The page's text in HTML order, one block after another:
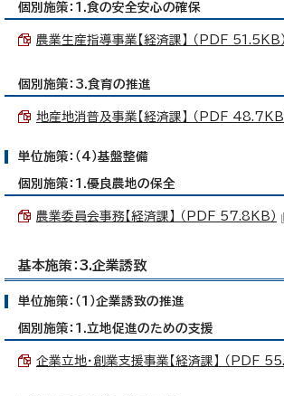
個別施策：1.食の安全安心の確保
農業生産指導事業【経済課】 （PDF 51.5KB）
個別施策：3.食育の推進
地産地消普及事業【経済課】 （PDF 48.7KB
単位施策：（4）基盤整備
個別施策：1.優良農地の保全
農業委員会事務【経済課】 （PDF 57.8KB）
基本施策：3.企業誘致
単位施策：（1）企業誘致の推進
個別施策：1.立地促進のための支援
企業立地・創業支援事業【経済課】 （PDF